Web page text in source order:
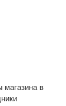
магазина в